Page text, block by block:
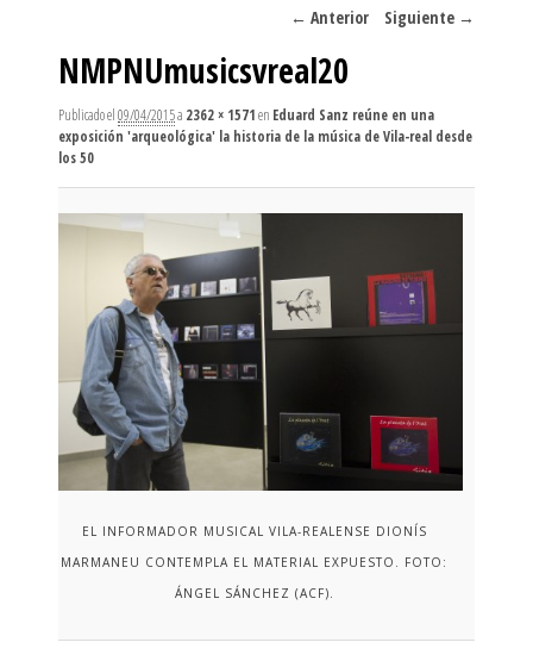
Navegador de imágenes
← Anterior Siguiente →
NMPNUmusicsvreal20
Publicado el09/04/2015a 2362 × 1571en Eduard Sanz reúne en una
exposición 'arqueológica' la historia de la música de Vila-real desde
los 50
EL INFORMADOR MUSICAL VILA-REALENSE DIONÍS
MARMANEU CONTEMPLA EL MATERIAL EXPUESTO. FOTO:
ÁNGEL SÁNCHEZ (ACF).